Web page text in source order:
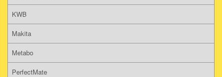
KWB
Makita
Metabo
PerfectMate